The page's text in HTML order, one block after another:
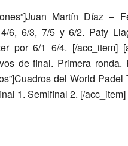
Juan Martín Díaz –
6, 6/3, 7/5 y 6/2. Paty
por 6/1 6/4. [/acc_item]
de final. Primera ronda.
del World
1. Semifinal 2. [/